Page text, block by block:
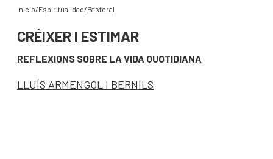
Inicio/Espiritualidad/Pastoral
CRÉIXER I ESTIMAR
REFLEXIONS SOBRE LA VIDA QUOTIDIANA
LLUÍS ARMENGOL I BERNILS